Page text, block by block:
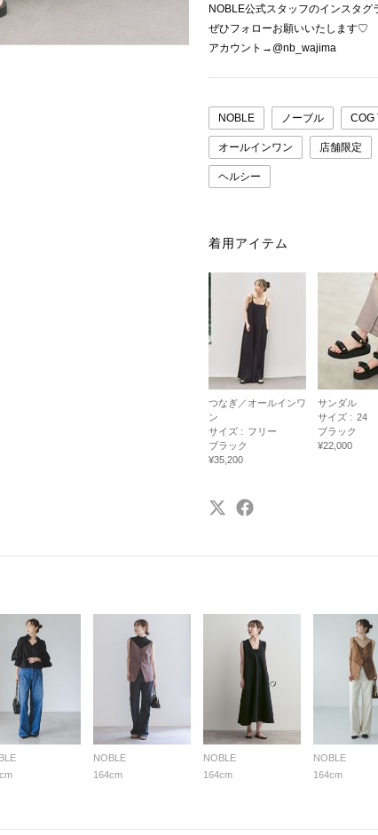
NOBLE公式スタッフのインスタグ
ぜひフォローお願いいたします♡
アカウント→@nb_wajima
NOBLE ノーブル COG
オールインワン 店舗限定
ヘルシー
着用アイテム
つなぎ／オールインワ
ン
サイズ : フリー
ブラック
¥35,200
サンダル
サイズ : 24
ブラック
¥22,000
NOBLE
164cm
NOBLE
164cm
NOBLE
164cm